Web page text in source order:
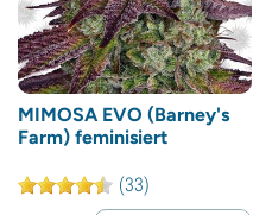
MIMOSA EVO (Barney's
Farm) feminisiert
(33)